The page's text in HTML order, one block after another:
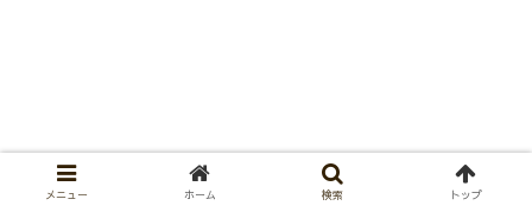
メニュー ホーム 検索 トップ